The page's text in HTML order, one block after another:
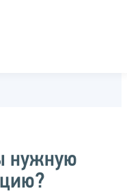
нужную